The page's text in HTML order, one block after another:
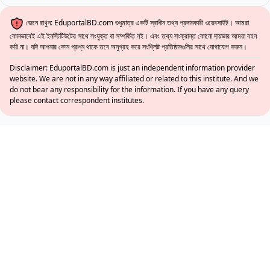
জেনে রাখুন: EduportalBD.com শুধুমাত্র একটি স্বাধীন তথ্য প্রদানকারী ওয়েবসাইট। আমরা
কোনভাবেই এই ইনস্টিটিউটের সাথে সংযুক্ত বা সম্পর্কিত নই। এবং তথ্য সংক্রান্ত কোনো দায়ভার আমরা বহন
করি না। যদি আপনার কোন প্রশ্ন থাকে তবে অনুগ্রহ করে সংশ্লিষ্ট প্রতিষ্ঠানগুলির সাথে যোগাযোগ করুন।
Disclaimer: EduportalBD.com is just an independent information provider
website. We are not in any way affiliated or related to this institute. And we
do not bear any responsibility for the information. If you have any query
please contact correspondent institutes.